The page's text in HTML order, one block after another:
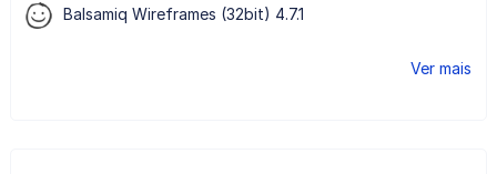
Balsamiq Wireframes (32bit) 4.7.1
Ver mais